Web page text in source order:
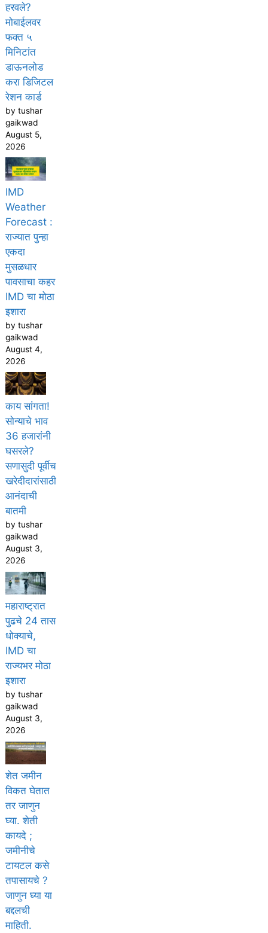
हरवले?
मोबाईलवर
फक्त ५
मिनिटांत
डाऊनलोड
करा डिजिटल
रेशन कार्ड
by tushar
gaikwad
August 5,
2026
IMD
Weather
Forecast :
राज्यात पुन्हा
एकदा
मुसळधार
पावसाचा कहर
IMD चा मोठा
इशारा
by tushar
gaikwad
August 4,
2026
काय सांगता!
सोन्याचे भाव
36 हजारांनी
घसरले?
सणासुदी पूर्वीच
खरेदीदारांसाठी
आनंदाची
बातमी
by tushar
gaikwad
August 3,
2026
महाराष्ट्रात
पुढचे 24 तास
धोक्याचे,
IMD चा
राज्यभर मोठा
इशारा
by tushar
gaikwad
August 3,
2026
शेत जमीन
विकत घेतात
तर जाणुन
घ्या. शेती
कायदे ;
जमीनीचे
टायटल कसे
तपासायचे ?
जाणुन घ्या या
बद्दलची
माहिती.